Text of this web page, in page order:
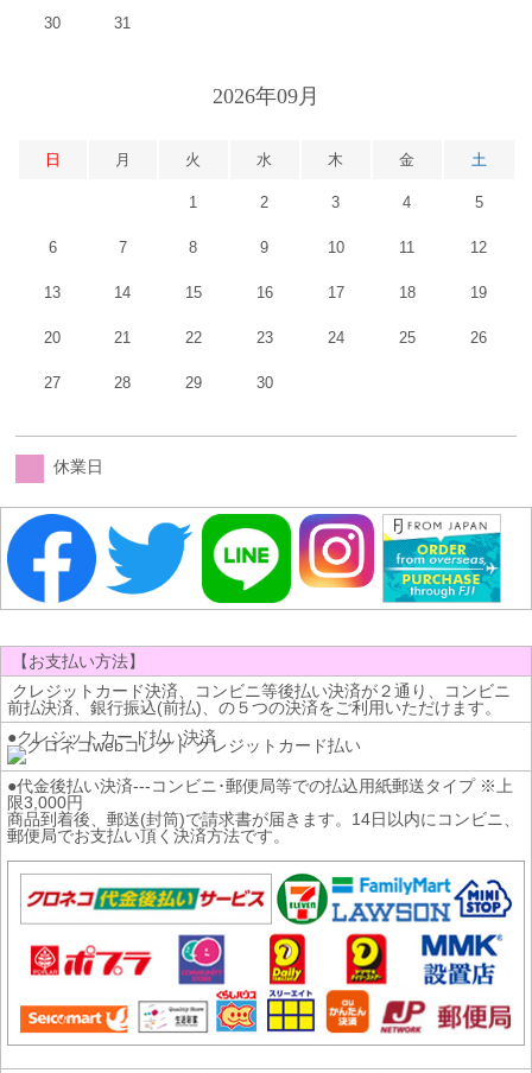
30 31
2026年09月
日 月 火 水 木 金 土
1 2 3 4 5
6 7 8 9 10 11 12
13 14 15 16 17 18 19
20 21 22 23 24 25 26
27 28 29 30
休業日
【お支払い方法】
クレジットカード決済、コンビニ等後払い決済が２通り、コンビニ
前払決済、銀行振込(前払)、の５つの決済をご利用いただけます。
●クレジットカード払い決済
●代金後払い決済---コンビニ･郵便局等での払込用紙郵送タイプ ※上
限3,000円
商品到着後、郵送(封筒)で請求書が届きます。14日以内にコンビニ、
郵便局でお支払い頂く決済方法です。